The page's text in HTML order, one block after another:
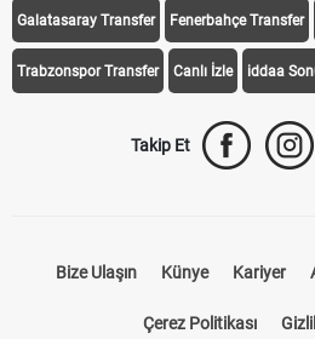
Galatasaray Transfer Fenerbahçe Transfer
Trabzonspor Transfer Canlı İzle iddaa
Takip Et
Bize Ulaşın Künye Kariyer
Çerez Politikası